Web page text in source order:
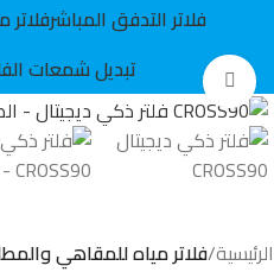
فلاتر التدفق المباشرفلاتر
تبديل شمعاتClick to enlarge
الرئيسية فلاتر مياه للمقاهي